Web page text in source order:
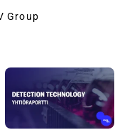
Group